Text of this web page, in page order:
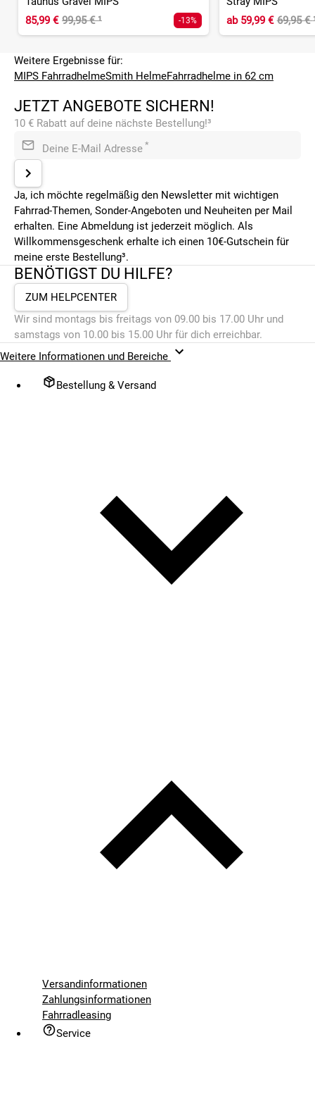
85,99 € 99,95 €¹ -13%
ab59,99 € 69,95 €
Weitere Ergebnisse für:
MIPS FahrradhelmeSmith HelmeFahrradhelme in 62 cm
JETZT ANGEBOTE SICHERN!
10 € Rabatt auf deine nächste Bestellung!³
Deine E-Mail Adresse *
Ja, ich möchte regelmäßig den Newsletter mit wichtigen
Fahrrad-Themen, Sonder-Angeboten und Neuheiten per Mail
erhalten. Eine Abmeldung ist jederzeit möglich. Als
Willkommensgeschenk erhalte ich einen 10€-Gutschein für
meine erste Bestellung³.
BENÖTIGST DU HILFE?
ZUM HELPCENTER
Wir sind montags bis freitags von 09.00 bis 17.00 Uhr und
samstags von 10.00 bis 15.00 Uhr für dich erreichbar.
Weitere Informationen und Bereiche
Bestellung & Versand
Versandinformationen
Zahlungsinformationen
Fahrradleasing
Service